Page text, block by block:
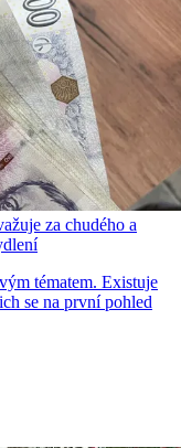
za chudého a
tématem. Existuje
se na první pohled